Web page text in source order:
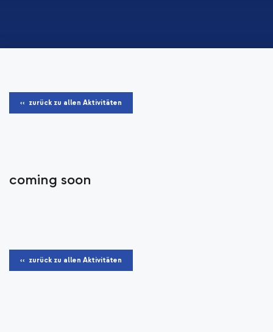
‹‹ zurück zu allen Aktivitäten
coming soon
‹‹ zurück zu allen Aktivitäten